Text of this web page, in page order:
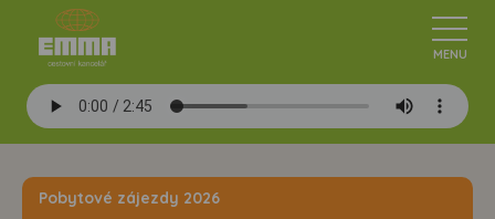
Pobytové zájezdy 2026